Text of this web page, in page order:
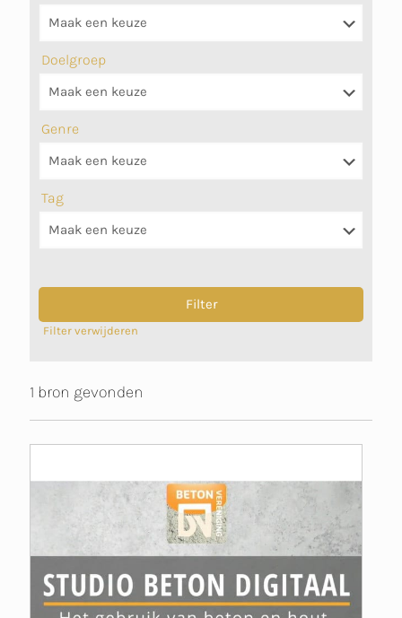
Doelgroep
Genre
Tag
Filter verwijderen
1 bron gevonden